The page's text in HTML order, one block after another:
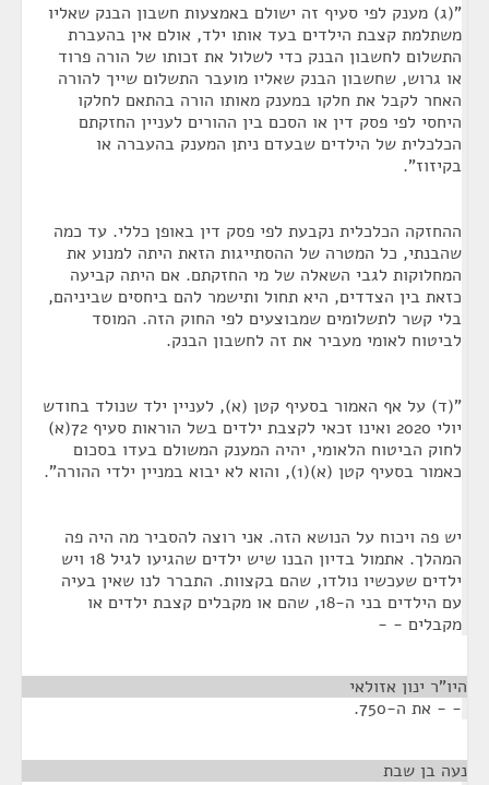
"(ג) מענק לפי סעיף זה ישולם באמצעות חשבון הבנק שאליו
משתלמת קצבת הילדים בעד אותו ילד, אולם אין בהעברת
התשלום לחשבון הבנק כדי לשלול את זכותו של הורה פרוד
או גרוש, שחשבון הבנק שאליו מועבר התשלום שייך להורה
האחר לקבל את חלקו במענק מאותו הורה בהתאם לחלקו
היחסי לפי פסק דין או הסכם בין ההורים לעניין החזקתם
הכלכלית של הילדים שבעדם ניתן המענק בהעברה או
בקיזוז".
ההחזקה הכלכלית נקבעת לפי פסק דין באופן כללי. עד כמה
שהבנתי, כל המטרה של ההסתייגות הזאת היתה למנוע את
המחלוקות לגבי השאלה של מי החזקתם. אם היתה קביעה
כזאת בין הצדדים, היא תחול ותישמר להם ביחסים שביניהם,
בלי קשר לתשלומים שמבוצעים לפי החוק הזה. המוסד
לביטוח לאומי מעביר את זה לחשבון הבנק.
"(ד) על אף האמור בסעיף קטן (א), לעניין ילד שנולד בחודש
יולי 2020 ואינו זכאי לקצבת ילדים בשל הוראות סעיף 72(א)
לחוק הביטוח הלאומי, יהיה המענק המשולם בעדו בסכום
כאמור בסעיף קטן (א)(1), והוא לא יבוא במניין ילדי ההורה".
יש פה ויכוח על הנושא הזה. אני רוצה להסביר מה היה פה
המהלך. אתמול בדיון הבנו שיש ילדים שהגיעו לגיל 18 ויש
ילדים שעכשיו נולדו, שהם בקצוות. התברר לנו שאין בעיה
עם הילדים בני ה-18, שהם או מקבלים קצבת ילדים או
מקבלים - -
היו"ר ינון אזולאי
- - את ה-750.
נעה בן שבת